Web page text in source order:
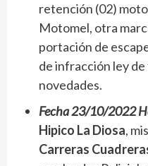
retención (02)
Motomel, otra
portación de
de infracción ley
novedades.
Fecha 23/10/2022
Hipico La Diosa,
Carreras